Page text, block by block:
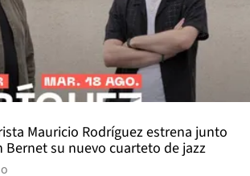
Mauricio Rodríguez estrena junto
Bernet su nuevo cuarteto de jazz